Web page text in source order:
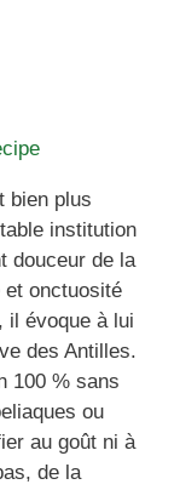
bien plus
institution
douceur de la
et onctuosité
il évoque à lui
des Antilles.
100 % sans
ou
au goût ni à
de la